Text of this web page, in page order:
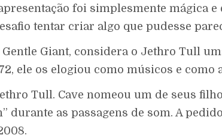
foi simplesmente mágica
tentar criar algo que pudesse
Giant, considera o Jethro Tull
ele os elogiou como músicos e como
Tull. Cave nomeou um de seus
durante as passagens de som. A